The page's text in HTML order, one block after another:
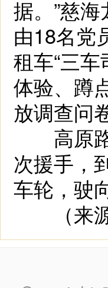
据。”慈
由18名党
租车“三
体验、蹲
放调查问
高原路
次援手，
车轮，驶
（来源